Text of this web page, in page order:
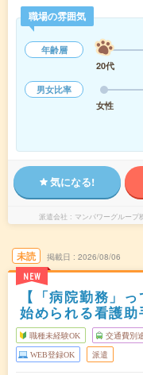
職場の雰囲気
年齢層
20代
男女比率
女性
気になる!
派遣会社 マンパワーグルー
未読
NEW
掲載日 2026/08/06
【「病院勤務」
始められる看護助
職種未経験OK 交通費別
WEB登録OK 派遣